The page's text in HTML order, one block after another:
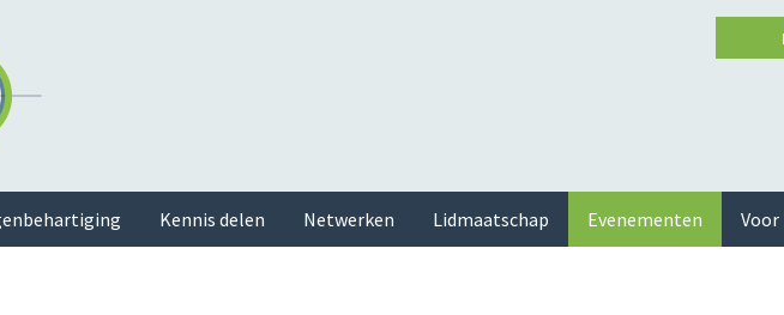
Kennis delen Netwerken Lidmaatschap Evenementen Voor